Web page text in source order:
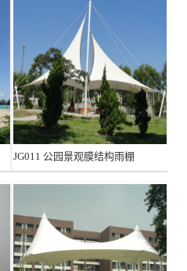
JG011 公园景观膜结构雨棚